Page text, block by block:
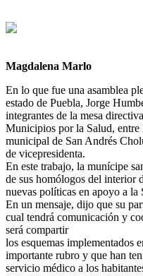
Magdalena Marlo
En lo que fue una asamblea
estado de Puebla, Jorge
integrantes de la mesa
Municipios por la Salud, entre
municipal de San Andrés
de vicepresidenta.
En este trabajo, la munícipe
de sus homólogos del interior
nuevas políticas en apoyo a la
En un mensaje, dijo que su
cual tendrá comunicación y
será compartir
los esquemas implementados
importante rubro y que han
servicio médico a los